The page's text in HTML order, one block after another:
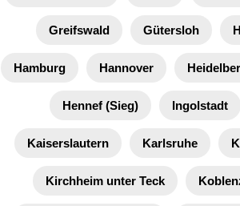
Greifswald Gütersloh
Hamburg Hannover
Hennef (Sieg) Ingolstadt
Kaiserslautern Karlsruhe
Kirchheim unter Teck